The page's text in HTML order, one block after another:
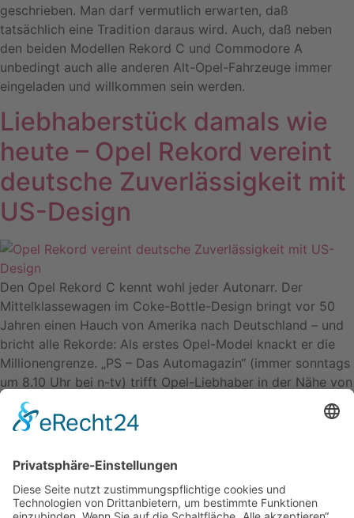
geschrieben. Man darf vermutlich erwarten, daß
tatsächlich eine Tradition daraus wird. Auch, daß neben
den beiden Modellen Rekord C und Commodore A
unbedingt auch alle anderen Alt-Opel-Fahrzeuge immer
eingeladen und willkommen sein werden.
Liebhaberstück damals wie
heute – Opel Rekord vereint
deutsche Zuverlässigkeit mit
US-Design
Den Opel Rekord C kennt wohl jeder Autonarr. Der
Mittelklassewagen im Coke-Bottle-Design bringt vor 50
Jahren einen Hauch von Amerika nach Deutschland – und
bricht alle Rekorde: Als erstes Opel-Model knackt er die
Millionengrenze. „PS – Das Automagazin“ (immer sonntags
um 8.10 Uhr bei n-tv) trifft Opel-Liebhaber in der Nähe von
Aachen. (©n-tv2017)
Weiter→
Impressum
Datenschutzerklärung
Mitgliederbereich